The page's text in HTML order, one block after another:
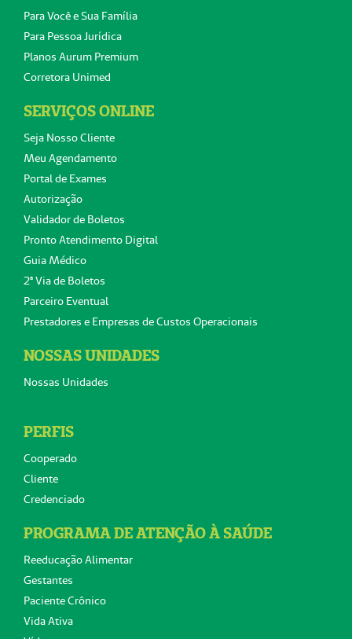
Para Você e Sua Família
Para Pessoa Jurídica
Planos Aurum Premium
Corretora Unimed
SERVIÇOS ONLINE
Seja Nosso Cliente
Meu Agendamento
Portal de Exames
Autorização
Validador de Boletos
Pronto Atendimento Digital
Guia Médico
2ª Via de Boletos
Parceiro Eventual
Prestadores e Empresas de Custos Operacionais
NOSSAS UNIDADES
Nossas Unidades
PERFIS
Cooperado
Cliente
Credenciado
PROGRAMA DE ATENÇÃO À SAÚDE
Reeducação Alimentar
Gestantes
Paciente Crônico
Vida Ativa